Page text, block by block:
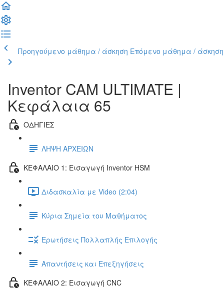
Προηγούμενο μάθημα / άσκηση Επόμενο μάθημα / άσκηση
Inventor CAM ULTIMATE |
Κεφάλαια 65
ΟΔΗΓΙΕΣ
ΛΗΨΗ ΑΡΧΕΙΩΝ
ΚΕΦΑΛΑΙΟ 1: Εισαγωγή Inventor HSM
Διδασκαλία με Video (2:04)
Κύρια Σημεία του Μαθήματος
Ερωτήσεις Πολλαπλής Επιλογής
Απαντήσεις και Επεξηγήσεις
ΚΕΦΑΛΑΙΟ 2: Εισαγωγή CNC